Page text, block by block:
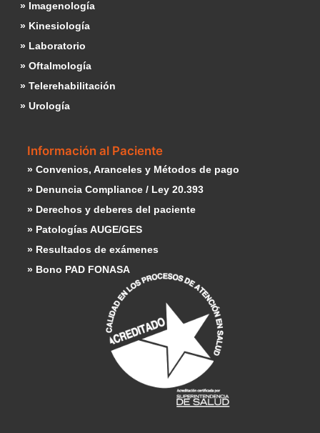
» Imagenología
» Kinesiología
» Laboratorio
» Oftalmología
» Telerehabilitación
» Urología
Información al Paciente
» Convenios, Aranceles y Métodos de pago
» Denuncia Compliance / Ley 20.393
» Derechos y deberes del paciente
» Patologías AUGE/GES
» Resultados de exámenes
» Bono PAD FONASA